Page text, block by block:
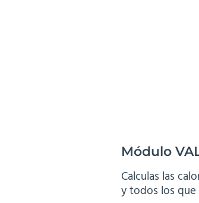
Módulo
Calculas las
y todos los que